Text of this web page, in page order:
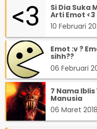
Si Dia Suka
Arti Emot <3
10 Februari
Emot :v ?
sihh??
06 Februari
7 Nama
Manusia
06 Maret 2018